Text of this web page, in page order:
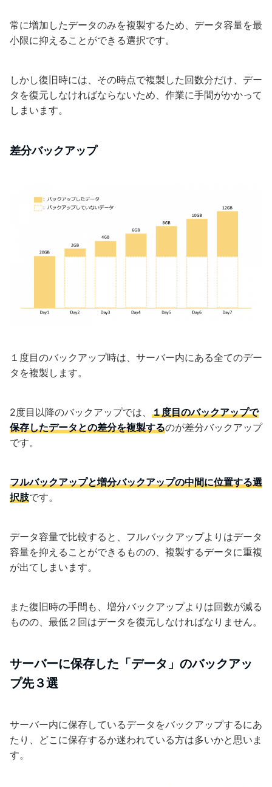
常に増加したデータのみを複製するため、データ容量を最
小限に抑えることができる選択です。
しかし復旧時には、その時点で複製した回数分だけ、デー
タを復元しなければならないため、作業に手間がかかって
しまいます。
差分バックアップ
１度目のバックアップ時は、サーバー内にある全てのデー
タを複製します。
2度目以降のバックアップでは、 １度目のバックアップで
保存したデータとの差分を複製するのが差分バックアップ
です。
フルバックアップと増分バックアップの中間に位置する選
択肢です。
データ容量で比較すると、フルバックアップよりはデータ
容量を抑えることができるものの、複製するデータに重複
が出てしまいます。
また復旧時の手間も、増分バックアップよりは回数が減る
ものの、最低２回はデータを復元しなければなりません。
サーバーに保存した「データ」のバックアッ
プ先３選
サーバー内に保存しているデータをバックアップするにあ
たり、どこに保存するか迷われている方は多いかと思いま
す。